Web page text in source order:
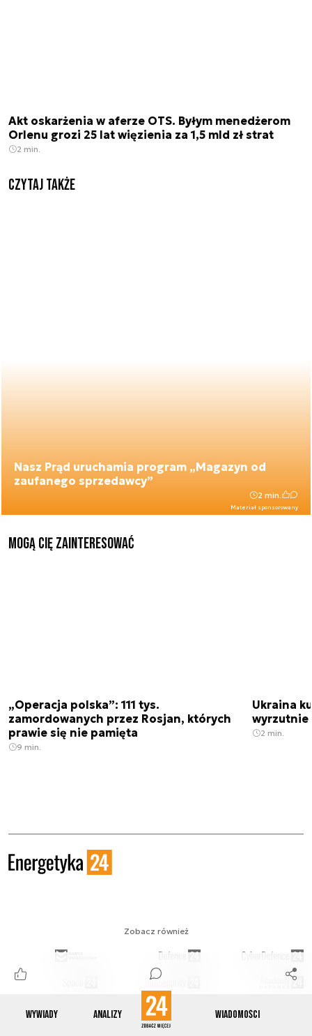
Wywiady Analizy Wiadomości
Akt oskarżenia w aferze OTS. Byłym menedżerom
Orlenu grozi 25 lat więzienia za 1,5 mld zł strat
2 min.
Czytaj także
Nasz Prąd uruchamia program „Magazyn od
zaufanego sprzedawcy”
Materiał sponsorowany
2 min.
Mogą Cię zainteresować
„Operacja polska”: 111 tys.
zamordowanych przez Rosjan, których
prawie się nie pamięta
9 min.
Ukraina
wyrzutnie
2 min.
Zobacz również